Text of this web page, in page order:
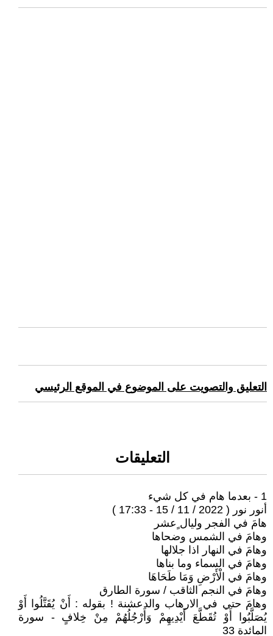
التعليق والتصويت على الموضوع في الموقع الرئيسي
التعليقات
1 - بعدما هام في كل شيء
أنور نور ( 2022 / 11 / 15 - 17:33 )
هامَ في الفجر وليال ٍعشر
وهامَ في الشمس وضحاها
وهامَ في النهار اذا جلالها
وهامَ في السماء وما بناها
وهامَ في الْأَرْضِ وَمَا طَحَاهَا
وهامَ في النجم الثاقب / سورة الطارق
وهامَ حتي في الارهاب والدعشنة ! بقوله : أَنْ يُقَتَّلُوا أَوْ
يُصَلَّبُوا أَوْ تُقَطَّعَ أَيْدِيهِمْ وَأَرْجُلُهُمْ مِنْ خِلافٍ - سورة
المائدة 33